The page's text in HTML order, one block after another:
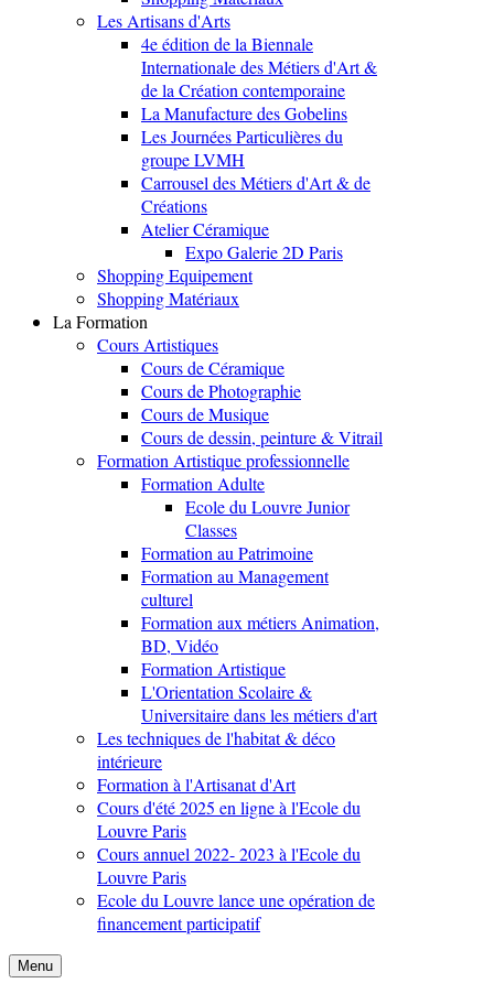
Les Artisans d'Arts
4e édition de la Biennale
Internationale des Métiers d'Art &
de la Création contemporaine
La Manufacture des Gobelins
Les Journées Particulières du
groupe LVMH
Carrousel des Métiers d'Art & de
Créations
Atelier Céramique
Expo Galerie 2D Paris
Shopping Equipement
Shopping Matériaux
La Formation
Cours Artistiques
Cours de Céramique
Cours de Photographie
Cours de Musique
Cours de dessin, peinture & Vitrail
Formation Artistique professionnelle
Formation Adulte
Ecole du Louvre Junior
Classes
Formation au Patrimoine
Formation au Management
culturel
Formation aux métiers Animation,
BD, Vidéo
Formation Artistique
L'Orientation Scolaire &
Universitaire dans les métiers d'art
Les techniques de l'habitat & déco
intérieure
Formation à l'Artisanat d'Art
Cours d'été 2025 en ligne à l'Ecole du
Louvre Paris
Cours annuel 2022- 2023 à l'Ecole du
Louvre Paris
Ecole du Louvre lance une opération de
financement participatif
Menu